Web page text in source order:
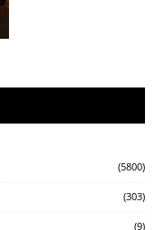
(5800)
(303)
(9)